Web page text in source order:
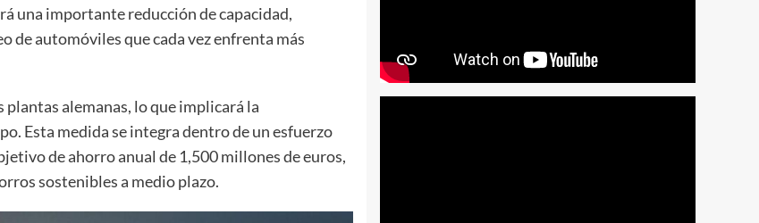
una importante reducción de capacidad,
de automóviles que cada vez enfrenta más
alemanas, lo que implicará la
Esta medida se integra dentro de un esfuerzo
de ahorro anual de 1,500 millones de euros,
sostenibles a medio plazo.